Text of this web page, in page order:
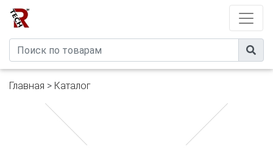
Главная > Каталог